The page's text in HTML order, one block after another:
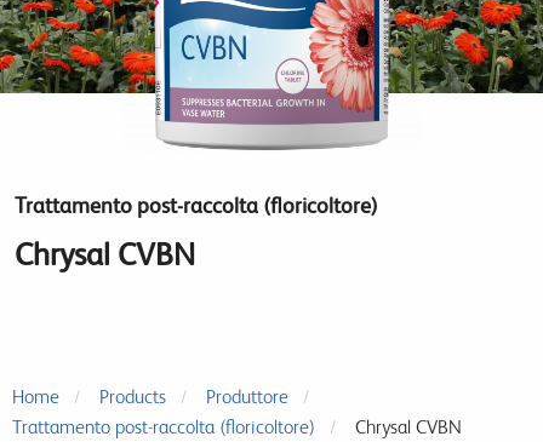
Trattamento post-raccolta (floricoltore)
Chrysal CVBN
Home Products
Produttore
Trattamento post-raccolta (floricoltore)
Chrysal CVBN